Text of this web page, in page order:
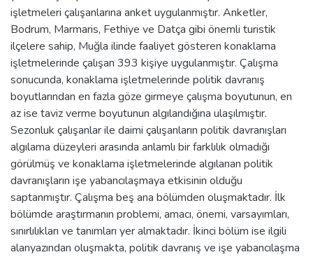
işletmeleri çalışanlarına anket uygulanmıştır. Anketler,
Bodrum, Marmaris, Fethiye ve Datça gibi önemli turistik
ilçelere sahip, Muğla ilinde faaliyet gösteren konaklama
işletmelerinde çalışan 393 kişiye uygulanmıştır. Çalışma
sonucunda, konaklama işletmelerinde politik davranış
boyutlarından en fazla göze girmeye çalışma boyutunun, en
az ise taviz verme boyutunun algılandığına ulaşılmıştır.
Sezonluk çalışanlar ile daimi çalışanların politik davranışları
algılama düzeyleri arasında anlamlı bir farklılık olmadığı
görülmüş ve konaklama işletmelerinde algılanan politik
davranışların işe yabancılaşmaya etkisinin olduğu
saptanmıştır. Çalışma beş ana bölümden oluşmaktadır. İlk
bölümde araştırmanın problemi, amacı, önemi, varsayımları,
sınırlılıkları ve tanımları yer almaktadır. İkinci bölüm ise ilgili
alanyazından oluşmakta, politik davranış ve işe yabancılaşma